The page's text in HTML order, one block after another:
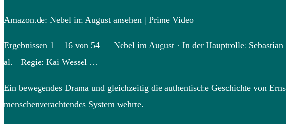
Amazon.de: Nebel im August ansehen | Prime Video
Ergebnissen 1 – 16 von 54 — Nebel im August · In der Hauptrolle:
al. · Regie: Kai Wessel …
Ein bewegendes Drama und gleichzeitig die authentische Geschichte von
menschenverachtendes System wehrte.